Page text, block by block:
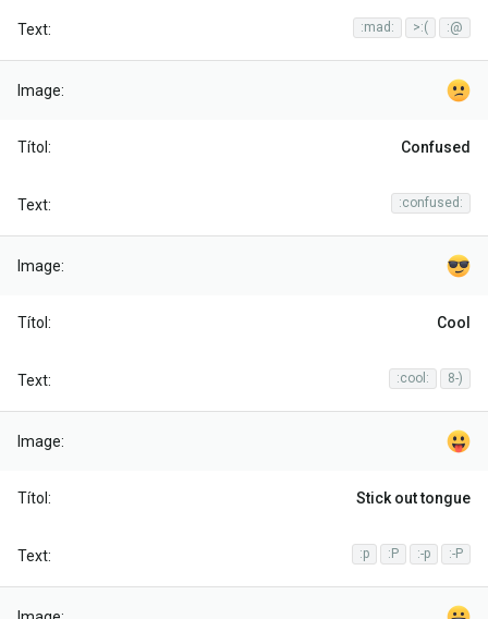
:mad: >:( :@
Confused
:confused:
Cool
:cool: 8-)
Stick out tongue
:p :P :-p :-P